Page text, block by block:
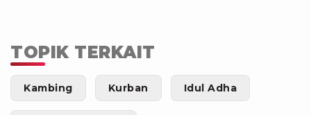
TOPIK TERKAIT
Kambing Kurban Idul Adha